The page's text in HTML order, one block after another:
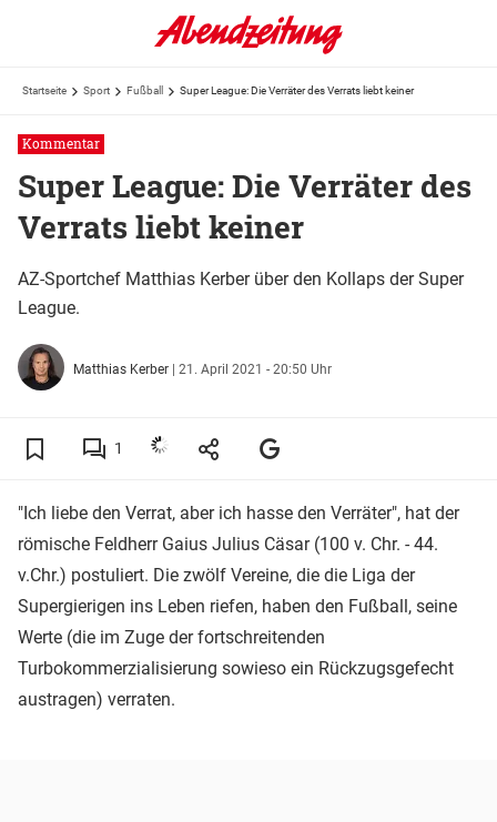
Startseite Sport Fußball Super League: Die Verräter des Verrats liebt keiner
Kommentar
Super League: Die Verräter des
Verrats liebt keiner
AZ-Sportchef Matthias Kerber über den Kollaps der Super
League.
Matthias Kerber | 21. April 2021 - 20:50 Uhr
1
"Ich liebe den Verrat, aber ich hasse den Verräter", hat der
römische Feldherr Gaius Julius Cäsar (100 v. Chr. - 44.
v.Chr.) postuliert. Die zwölf Vereine, die die Liga der
Supergierigen ins Leben riefen, haben den Fußball, seine
Werte (die im Zuge der fortschreitenden
Turbokommerzialisierung sowieso ein Rückzugsgefecht
austragen) verraten.